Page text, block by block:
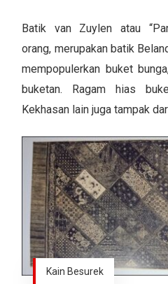
Batik van Zuylen atau
orang, merupakan batik
mempopulerkan buket
buketan. Ragam hias
Kekhasan lain juga tampak
Kain Besurek